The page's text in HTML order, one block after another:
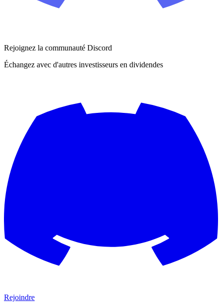
Rejoignez la communauté Discord
Échangez avec d'autres investisseurs en dividendes
Rejoindre